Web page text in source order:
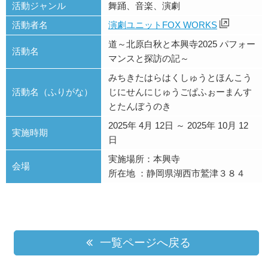
活動ジャンル
舞踊、音楽、演劇
活動者名
演劇ユニットFOX WORKS
活動名
道～北原白秋と本興寺2025 パフォー
マンスと探訪の記～
活動名（ふりがな）
みちきたはらはくしゅうとほんこう
じにせんにじゅうごぱふぉーまんす
とたんぼうのき
実施時期
2025年 4月 12日 ～ 2025年 10月 12
日
会場
実施場所：本興寺
所在地 ：静岡県湖西市鷲津３８４
一覧ページへ戻る